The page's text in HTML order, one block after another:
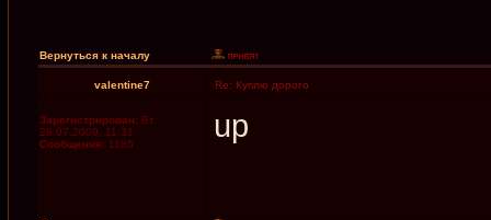
Вернуться к началу
valentine7 Re: Куплю дорого
Зарегистрирован: Вт
28.07.2009, 11:31
Сообщения: 1185
up